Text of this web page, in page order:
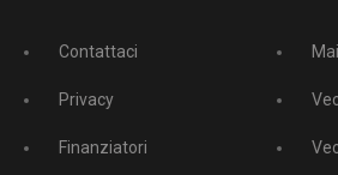
Contattaci
Privacy
Finanziatori